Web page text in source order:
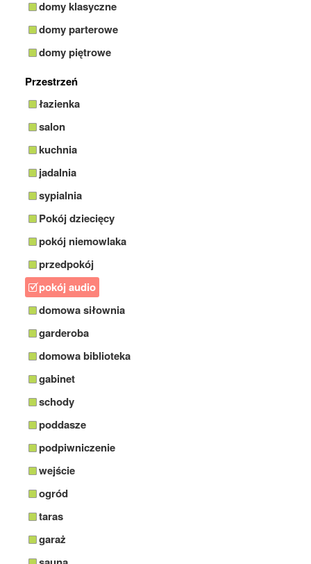
domy klasyczne
domy parterowe
domy piętrowe
Przestrzeń
łazienka
salon
kuchnia
jadalnia
sypialnia
Pokój dziecięcy
pokój niemowlaka
przedpokój
pokój audio
domowa siłownia
garderoba
domowa biblioteka
gabinet
schody
poddasze
podpiwniczenie
wejście
ogród
taras
garaż